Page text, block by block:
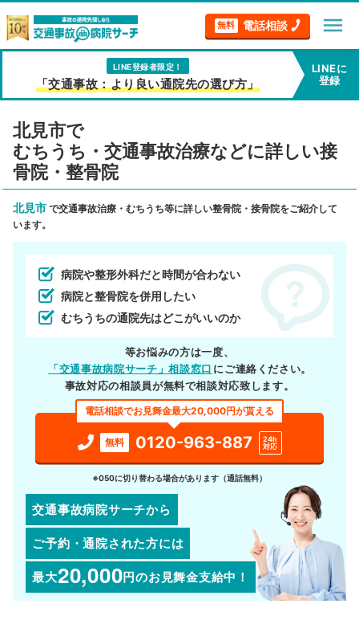
無料 電話相談 menu
LINE登録者限定！
「交通事故：より良い通院先の選び方」
LINEに
登録
北見市で
むちうち・交通事故治療などに詳しい接
骨院・整骨院
北見市 で交通事故治療・むちうち等に詳しい整骨院・接骨院をご紹介して
います。
病院や整形外科だと時間が合わない
病院と整骨院を併用したい
むちうちの通院先はどこがいいのか
等お悩みの方は一度、
「交通事故病院サーチ」相談窓口 にご連絡ください。
事故対応の相談員が無料で相談対応致します。
電話相談でお見舞金最大20,000円が貰える
無料 0120-963-887
24h
対応
※050に切り替わる場合があります（通話無料）
交通事故病院サーチから
ご予約・通院された方には
最大20,000円のお見舞金支給中！